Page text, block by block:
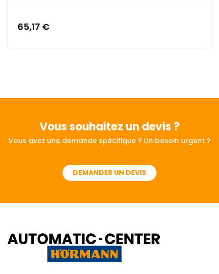
65,17 €
Vous souhaitez un devis ?
Vous avez une demande spécifique ? Un besoin urgent ?
DEMANDER UN DEVIS